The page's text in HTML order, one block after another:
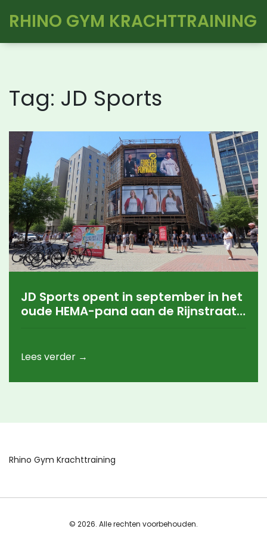
RHINO GYM KRACHTTRAINING
Tag: JD Sports
JD Sports opent in september in het
oude HEMA-pand aan de Rijnstraat
Lees verder →
Rhino Gym Krachttraining
© 2026. Alle rechten voorbehouden.